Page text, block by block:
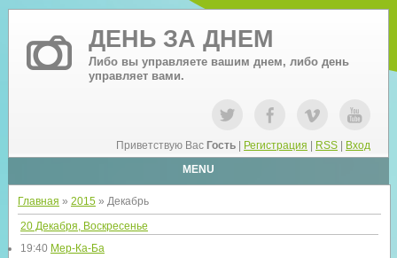
ДЕНЬ ЗА ДНЕМ
Либо вы управляете вашим днем, либо день
управляет вами.
Приветствую Вас Гость Регистрация RSS
Вход
MENU
Главная » 2015 » Декабрь
20 Декабря, Воскресенье
19:40 Мер-Ка-Ба